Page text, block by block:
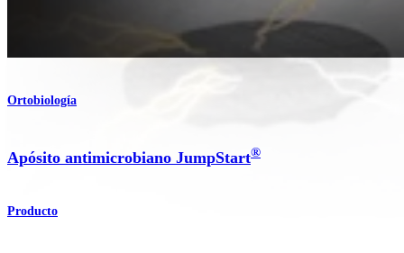
Ortobiología
Apósito antimicrobiano JumpStart®
Producto